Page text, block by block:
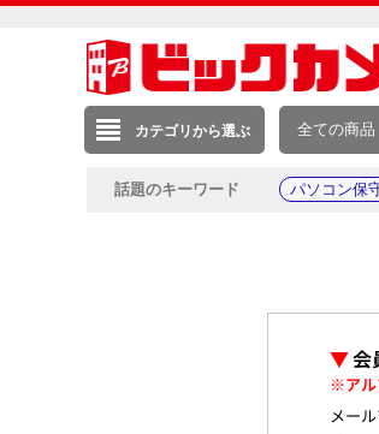
カテゴリから選ぶ 全ての商品
話題のキーワード パソコン保
▼会
※アル
メー